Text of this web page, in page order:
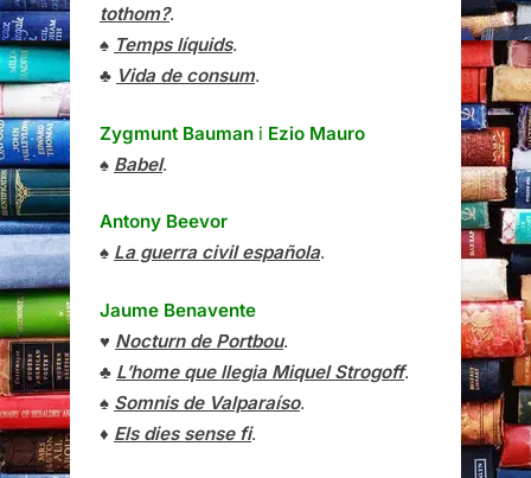
tothom?.
♠ Temps líquids.
♣ Vida de consum.
Zygmunt Bauman i Ezio Mauro
♠ Babel.
Antony Beevor
♠ La guerra civil española.
Jaume Benavente
♥ Nocturn de Portbou.
♣ L’home que llegia Miquel Strogoff.
♠ Somnis de Valparaíso.
♦ Els dies sense fi.